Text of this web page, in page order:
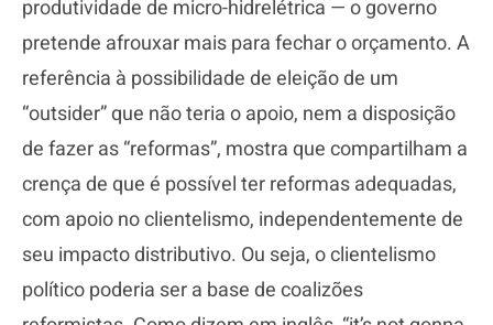
produtividade de micro-hidrelétrica — o governo
pretende afrouxar mais para fechar o orçamento. A
referência à possibilidade de eleição de um
“outsider” que não teria o apoio, nem a disposição
de fazer as “reformas”, mostra que compartilham a
crença de que é possível ter reformas adequadas,
com apoio no clientelismo, independentemente de
seu impacto distributivo. Ou seja, o clientelismo
político poderia ser a base de coalizões